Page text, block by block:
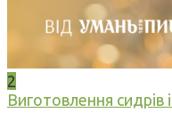
2
Виготовлення сидрів